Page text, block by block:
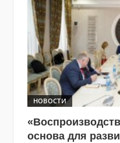
НОВОСТИ
основа для